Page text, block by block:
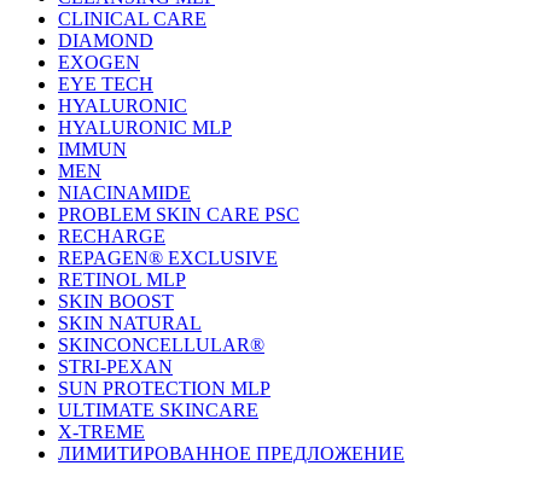
CLINICAL CARE
DIAMOND
EXOGEN
EYE TECH
HYALURONIC
HYALURONIC MLP
IMMUN
MEN
NIACINAMIDE
PROBLEM SKIN CARE PSC
RECHARGE
REPAGEN® EXCLUSIVE
RETINOL MLP
SKIN BOOST
SKIN NATURAL
SKINCONCELLULAR®
STRI-PEXAN
SUN PROTECTION MLP
ULTIMATE SKINCARE
X-TREME
ЛИМИТИРОВАННОЕ ПРЕДЛОЖЕНИЕ